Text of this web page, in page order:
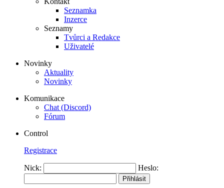
Seznamka
Inzerce
Seznamy
Tvůrci a Redakce
Uživatelé
Novinky
Aktuality
Novinky
Komunikace
Chat (Discord)
Fórum
Control
Registrace
Nick: Heslo: